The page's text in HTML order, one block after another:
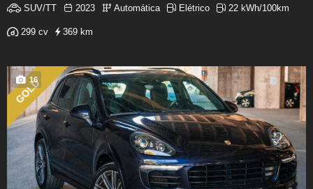
SUV/TT 2023 Automática Elétrico 22 kWh/100km
299 cv 369 km
16
GOLD